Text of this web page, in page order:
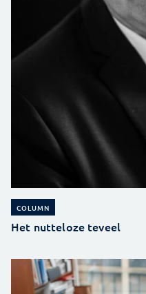
COLUMN
Het nutteloze teveel